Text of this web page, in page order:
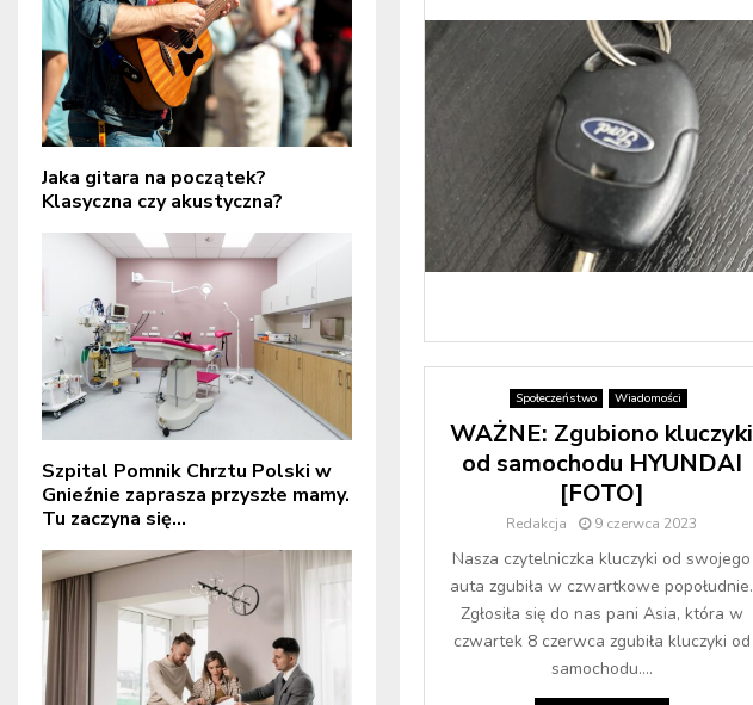
Społeczeństwo Wiadomości
WAŻNE: Zgubiono kluczyki
od samochodu HYUNDAI
[FOTO]
Redakcja 9 czerwca 2023
Nasza czytelniczka kluczyki od swojego
auta zgubiła w czwartkowe popołudnie.
Zgłosiła się do nas pani Asia, która w
czwartek 8 czerwca zgubiła kluczyki od
samochodu....
Jaka gitara na początek?
Klasyczna czy akustyczna?
Szpital Pomnik Chrztu Polski w
Gnieźnie zaprasza przyszłe mamy.
Tu zaczyna się...